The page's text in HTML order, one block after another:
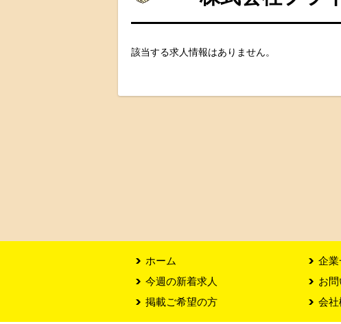
該当する求人情報はありません。
ホーム
今週の新着求人
掲載ご希望の方
企
お
会